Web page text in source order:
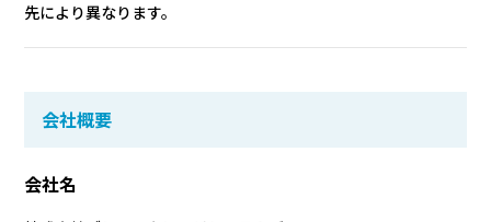
先により異なります。
会社概要
会社名